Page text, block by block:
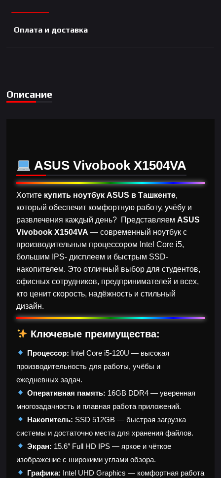
Оплата и доставка
Описание
ASUS Vivobook X1504VA
Хотите купить ноутбук ASUS в Ташкенте,
который обеспечит комфортную работу, учёбу и
развлечения каждый день? Представляем ASUS
Vivobook X1504VA — современный ноутбук с
производительным процессором Intel Core i5,
большим IPS- дисплеем и быстрым SSD-
накопителем. Это отличный выбор для студентов,
офисных сотрудников, предпринимателей и всех,
кто ценит скорость, надёжность и стильный
дизайн.
Ключевые преимущества:
Процессор: Intel Core i5-120U — высокая
производительность для работы, учёбы и
ежедневных задач.
Оперативная память: 16GB DDR4 — уверенная
многозадачность и плавная работа приложений.
Накопитель: SSD 512GB — быстрая загрузка
системы и достаточно места для хранения файлов.
Экран: 15.6″ Full HD IPS — яркое и чёткое
изображение с широкими углами обзора.
Графика: Intel UHD Graphics — комфортная работа